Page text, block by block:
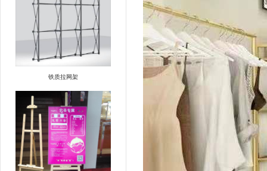
铁质拉网架